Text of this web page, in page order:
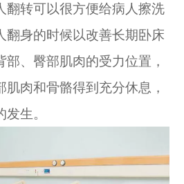
翻转可以很方便给病人擦洗
翻身的时候以改善长期卧床
、臀部肌肉的受力位置，
肌肉和骨骼得到充分休息，
生。